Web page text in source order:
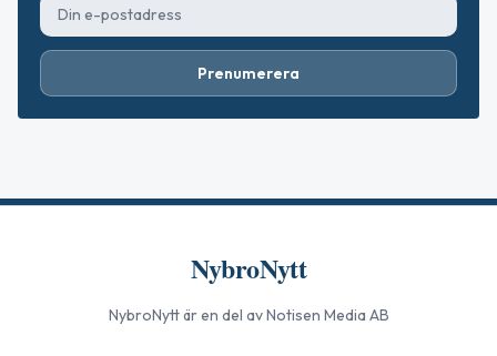
Prenumerera
NybroNytt
NybroNyttär en del av Notisen Media AB